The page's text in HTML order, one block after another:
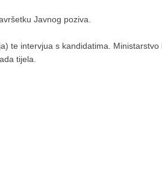
Javnog poziva.
te intervjua s kandidatima. Ministarstvo
tijela.